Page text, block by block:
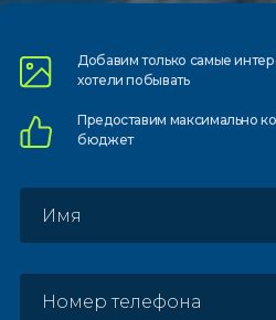
Добавим только самые
хотели побывать
Предоставим максимально
бюджет